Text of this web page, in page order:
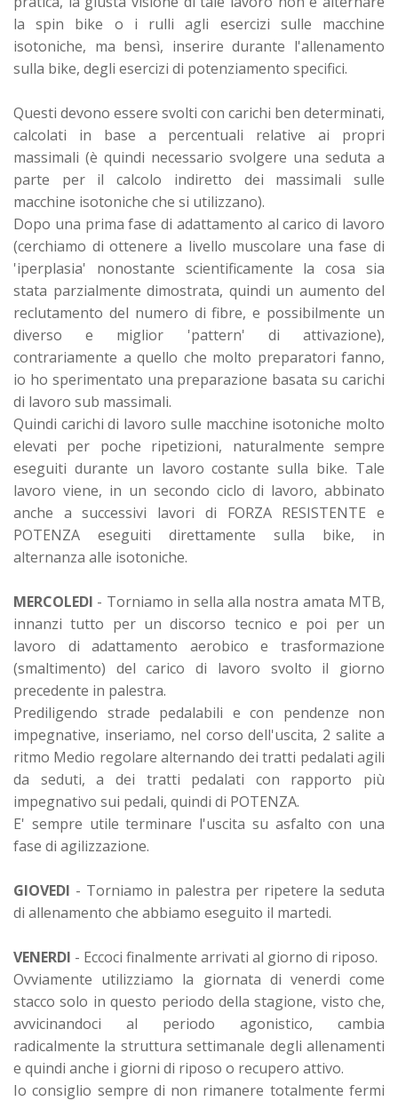
la spin bike o i rulli agli esercizi sulle macchine
isotoniche, ma bensì, inserire durante l'allenamento
sulla bike, degli esercizi di potenziamento specifici.
Questi devono essere svolti con carichi ben determinati,
calcolati in base a percentuali relative ai propri
massimali (è quindi necessario svolgere una seduta a
parte per il calcolo indiretto dei massimali sulle
macchine isotoniche che si utilizzano).
Dopo una prima fase di adattamento al carico di lavoro
(cerchiamo di ottenere a livello muscolare una fase di
'iperplasia' nonostante scientificamente la cosa sia
stata parzialmente dimostrata, quindi un aumento del
reclutamento del numero di fibre, e possibilmente un
diverso e miglior 'pattern' di attivazione),
contrariamente a quello che molto preparatori fanno,
io ho sperimentato una preparazione basata su carichi
di lavoro sub massimali.
Quindi carichi di lavoro sulle macchine isotoniche molto
elevati per poche ripetizioni, naturalmente sempre
eseguiti durante un lavoro costante sulla bike. Tale
lavoro viene, in un secondo ciclo di lavoro, abbinato
anche a successivi lavori di FORZA RESISTENTE e
POTENZA eseguiti direttamente sulla bike, in
alternanza alle isotoniche.
MERCOLEDI - Torniamo in sella alla nostra amata MTB,
innanzi tutto per un discorso tecnico e poi per un
lavoro di adattamento aerobico e trasformazione
(smaltimento) del carico di lavoro svolto il giorno
precedente in palestra.
Prediligendo strade pedalabili e con pendenze non
impegnative, inseriamo, nel corso dell'uscita, 2 salite a
ritmo Medio regolare alternando dei tratti pedalati agili
da seduti, a dei tratti pedalati con rapporto più
impegnativo sui pedali, quindi di POTENZA.
E' sempre utile terminare l'uscita su asfalto con una
fase di agilizzazione.
GIOVEDI - Torniamo in palestra per ripetere la seduta
di allenamento che abbiamo eseguito il martedi.
VENERDI - Eccoci finalmente arrivati al giorno di riposo.
Ovviamente utilizziamo la giornata di venerdi come
stacco solo in questo periodo della stagione, visto che,
avvicinandoci al periodo agonistico, cambia
radicalmente la struttura settimanale degli allenamenti
e quindi anche i giorni di riposo o recupero attivo.
Io consiglio sempre di non rimanere totalmente fermi